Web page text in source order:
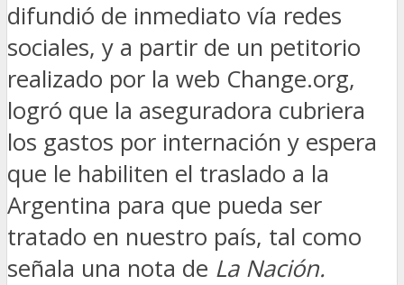
difundió de inmediato vía redes
sociales, y a partir de un petitorio
realizado por la web Change.org,
logró que la aseguradora cubriera
los gastos por internación y espera
que le habiliten el traslado a la
Argentina para que pueda ser
tratado en nuestro país, tal como
señala una nota de La Nación.